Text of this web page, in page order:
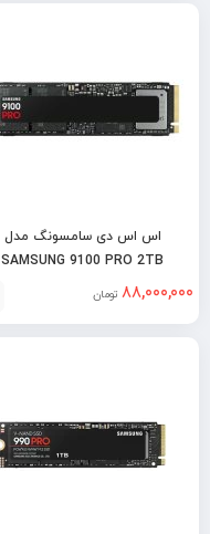
اس اس دی سامسونگ مدل
SAMSUNG 9100 PRO 2TB
88,000,000 تومان